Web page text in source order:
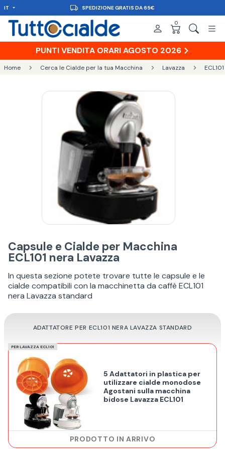
IT SPEDIZIONE GRATIS DA 65€
0
PUNTI VENDITA ORARI AGOSTO 2026
Home Cerca le Cialde per la tua Macchina Lavazza
Capsule e Cialde per Macchina
ECL101 nera Lavazza
In questa sezione potete trovare tutte le capsule e le
cialde compatibili con la macchinetta da caffè ECL101
nera Lavazza standard
ADATTATORE PER ECL101 NERA LAVAZZA STANDARD
PER LAVAZZA ECL101
5 Adattatori in plastica per
utilizzare cialde monodose
Agostani sulla macchina
bidose Lavazza ECL101
PRODOTTO IN ARRIVO